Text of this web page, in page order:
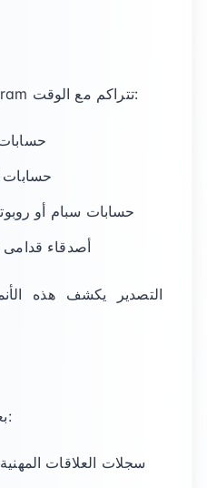
قائمة المتابعة في Instagram تتراكم مع الوقت:
حسابات
حسابات سبام أو
أصدقاء
التصدير يكشف هذه
بعض المؤسسات تحتاج إلى:
سجلات العلاقات